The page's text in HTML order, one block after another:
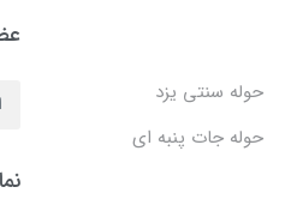
حوله سنتی یزد
حوله جات پنبه ای